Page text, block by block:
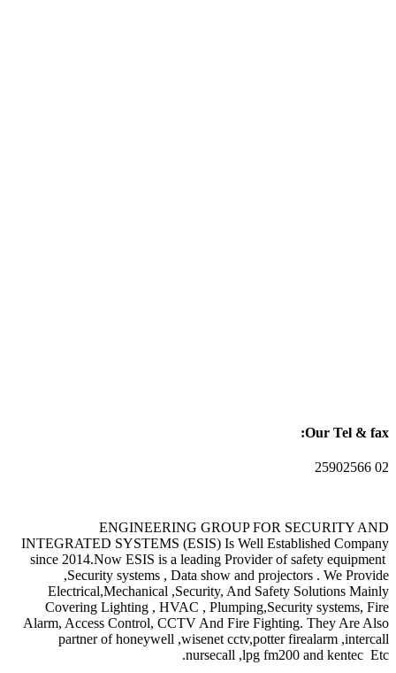
Our Tel & fax:
02 25902566
ENGINEERING GROUP FOR SECURITY AND
INTEGRATED SYSTEMS (ESIS) Is Well Established Company
since 2014.Now ESIS is a leading Provider of safety equipment
,Security systems , Data show and projectors . We Provide
Electrical,Mechanical ,Security, And Safety Solutions Mainly
Covering Lighting , HVAC , Plumping,Security systems, Fire
Alarm, Access Control, CCTV And Fire Fighting. They Are Also
partner of honeywell ,wisenet cctv,potter firealarm ,intercall
nursecall ,lpg fm200 and kentec Etc.